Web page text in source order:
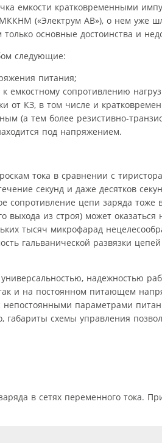
емкости кратковременными
(«Электрум АВ»), о нем уже
основные достоинства и
следующие:
питания;
емкостному сопротивлению
от КЗ, в том числе и
(а тем более резистивно-
под напряжением.
тока в сравнении с
секунд и даже десятков
сопротивление цепи заряда
выхода из строя) может
тысяч микрофарад
гальванической развязки
надежностью
и на постоянном питающем
параметрами
габариты схемы управления
в сетях переменного тока.